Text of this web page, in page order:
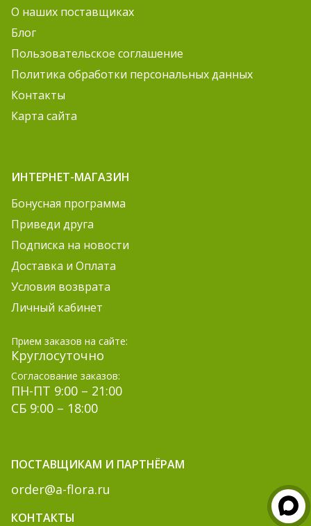
О наших поставщиках
Блог
Пользовательское соглашение
Политика обработки персональных данных
Контакты
Карта сайта
ИНТЕРНЕТ-МАГАЗИН
Бонусная программа
Приведи друга
Подписка на новости
Доставка и Оплата
Условия возврата
Личный кабинет
Прием заказов на сайте:
Круглосуточно
Согласование заказов:
ПН-ПТ 9:00 – 21:00
СБ 9:00 – 18:00
ПОСТАВЩИКАМ И ПАРТНЁРАМ
order@a-flora.ru
КОНТАКТЫ